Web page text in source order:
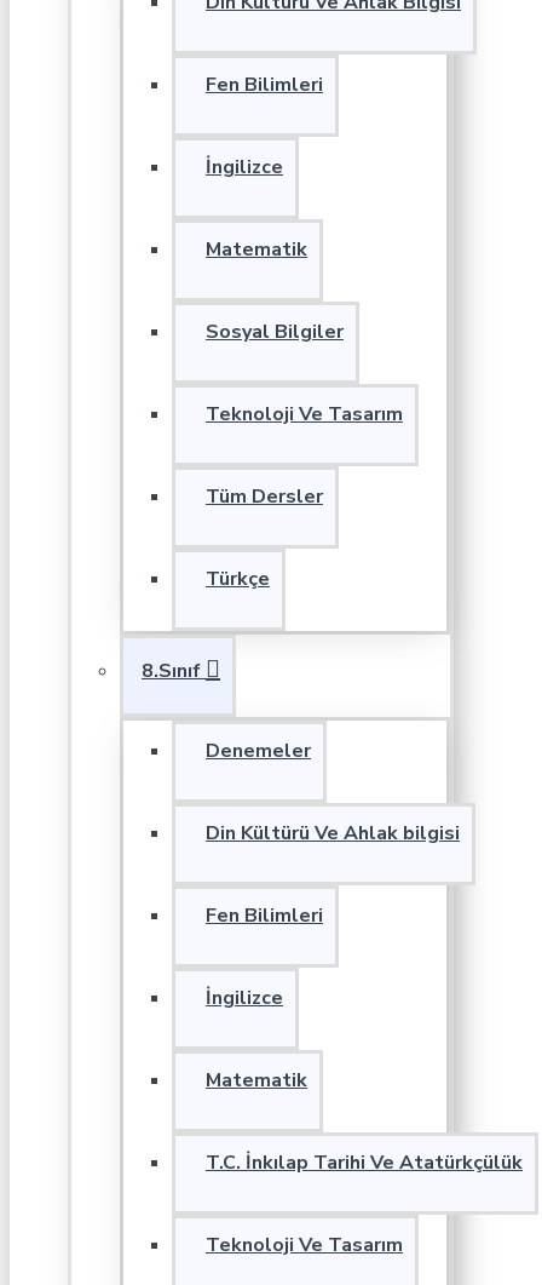
Fen Bilimleri
İngilizce
Matematik
Sosyal Bilgiler
Teknoloji Ve Tasarım
Tüm Dersler
Türkçe
8.Sınıf
Denemeler
Din Kültürü Ve Ahlak bilgisi
Fen Bilimleri
İngilizce
Matematik
T.C. İnkılap Tarihi Ve Atatürkçülük
Teknoloji Ve Tasarım